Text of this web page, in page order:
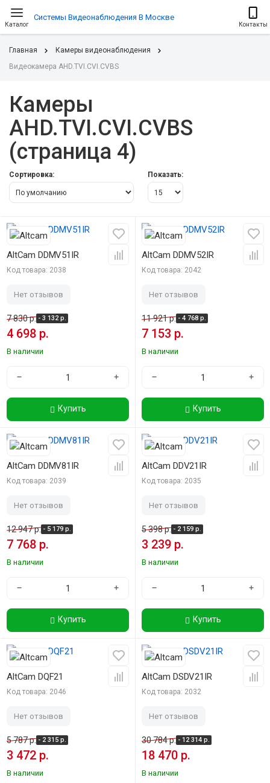
Каталог
Системы Видеонаблюдения В Москве
Контакты
Главная
Камеры видеонаблюдения
Видеокамера AHD.TVI.CVI.CVBS
Камеры
AHD.TVI.CVI.CVBS
(страница 4)
Сортировка: Показать:
-40%
AltCam DDMV51IR
Код товара: 2038
Нет отзывов
7 830 р. - 3 132 р.
4 698 р.
В наличии
− +
Купить
-40%
AltCam DDMV52IR
Код товара: 2042
Нет отзывов
11 921 р. - 4 768 р.
7 153 р.
В наличии
− +
Купить
-40%
AltCam DDMV81IR
Код товара: 2039
Нет отзывов
12 947 р. - 5 179 р.
7 768 р.
В наличии
− +
Купить
-40%
AltCam DDV21IR
Код товара: 2035
Нет отзывов
5 398 р. - 2 159 р.
3 239 р.
В наличии
− +
Купить
-40%
AltCam DQF21
Код товара: 2046
Нет отзывов
5 787 р. - 2 315 р.
3 472 р.
В наличии
-40%
AltCam DSDV21IR
Код товара: 2032
Нет отзывов
30 784 р. - 12 314 р.
18 470 р.
В наличии